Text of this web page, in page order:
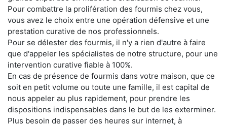
Pour combattre la prolifération des fourmis chez vous,
vous avez le choix entre une opération défensive et une
prestation curative de nos professionnels.
Pour se délester des fourmis, il n'y a rien d'autre à faire
que d'appeler les spécialistes de notre structure, pour une
intervention curative fiable à 100%.
En cas de présence de fourmis dans votre maison, que ce
soit en petit volume ou toute une famille, il est capital de
nous appeler au plus rapidement, pour prendre les
dispositions indispensables dans le but de les exterminer.
Plus besoin de passer des heures sur internet, à